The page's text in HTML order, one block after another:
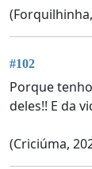
#102
Porque
deles!! E da
(Criciúma,